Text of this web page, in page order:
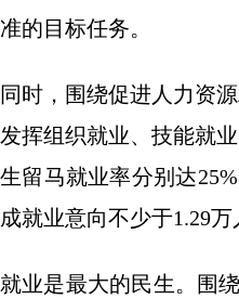
准的目标任务。
同时，围绕促进人力资
发挥组织就业、技能就
生留马就业率分别达
成就业意向不少于1.29万
就业是最大的民生。围